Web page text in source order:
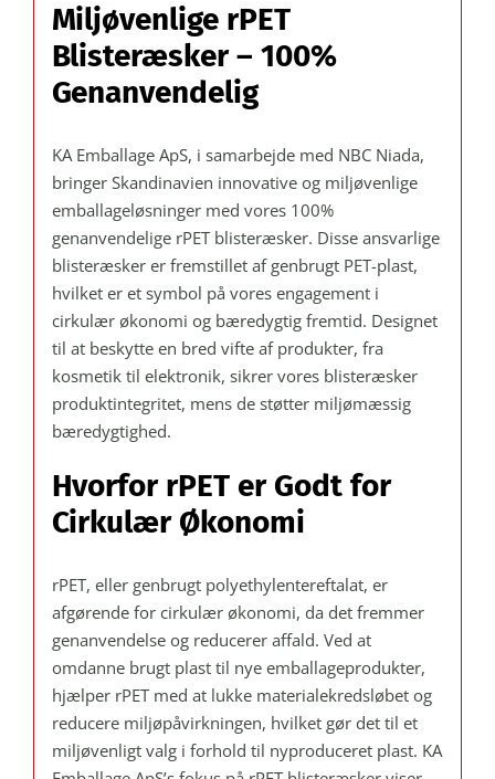
100 Y:
340 mm.
Kasse/kolli
300
stk.
antal
Miljøvenlige rPET
Blisteræsker – 100%
Genanvendelig
KA Emballage ApS, i samarbejde med NBC Niada,
bringer Skandinavien innovative og miljøvenlige
emballageløsninger med vores 100%
genanvendelige rPET blisteræsker. Disse ansvarlige
blisteræsker er fremstillet af genbrugt PET-plast,
hvilket er et symbol på vores engagement i
cirkulær økonomi og bæredygtig fremtid. Designet
til at beskytte en bred vifte af produkter, fra
kosmetik til elektronik, sikrer vores blisteræsker
produktintegritet, mens de støtter miljømæssig
bæredygtighed.
Hvorfor rPET er Godt for
Cirkulær Økonomi
rPET, eller genbrugt polyethylentereftalat, er
afgørende for cirkulær økonomi, da det fremmer
genanvendelse og reducerer affald. Ved at
omdanne brugt plast til nye emballageprodukter,
hjælper rPET med at lukke materialekredsløbet og
reducere miljøpåvirkningen, hvilket gør det til et
miljøvenligt valg i forhold til nyproduceret plast. KA